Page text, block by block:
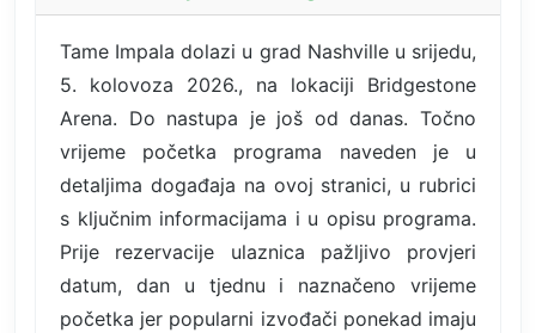
Tame Impala dolazi u grad Nashville u srijedu,
5. kolovoza 2026., na lokaciji Bridgestone
Arena. Do nastupa je još od danas. Točno
vrijeme početka programa naveden je u
detaljima događaja na ovoj stranici, u rubrici
s ključnim informacijama i u opisu programa.
Prije rezervacije ulaznica pažljivo provjeri
datum, dan u tjednu i naznačeno vrijeme
početka jer popularni izvođači ponekad imaju